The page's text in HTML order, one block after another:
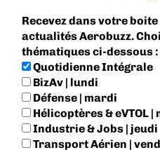
Recevez dans votre
actualités Aerobuzz.
thématiques ci-dessous :
Quotidienne Intégrale
BizAv | lundi
Défense | mardi
Hélicoptères & eVTOL |
Industrie & Jobs | jeudi
Transport Aérien |